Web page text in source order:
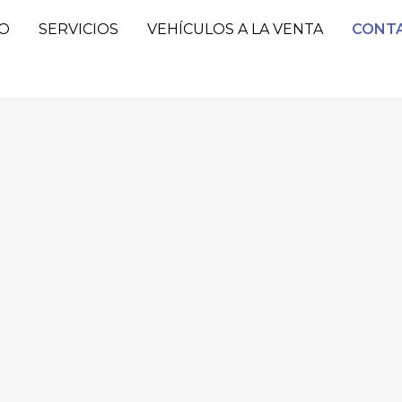
SERVICIOS VEHÍCULOS A LA VENTA